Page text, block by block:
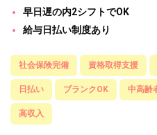
早日遅の内2シフトでOK
給与日払い制度あり
社会保険完備 資格取得支援
日払い ブランクOK 中高齢
高収入